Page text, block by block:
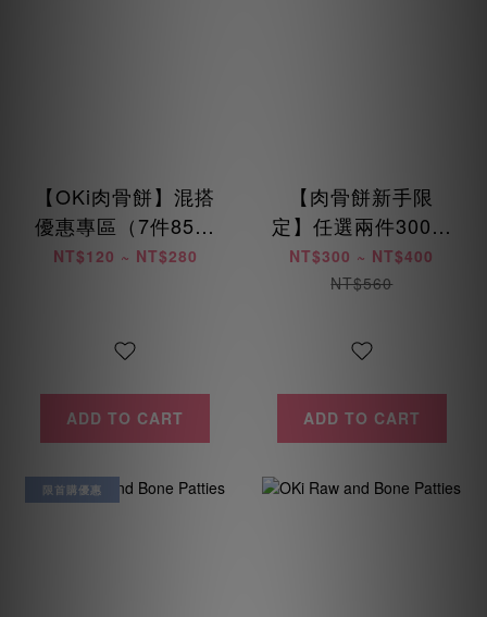
【OKi肉骨餅】混搭
優惠專區（7件85折
/ 14件8折 / 28件75
NT$120 ~ NT$280
ADD TO CART
【肉骨餅新手限
定】任選兩件300元
起 (每位會員限購乙
次)
NT$300 ~ NT$400
NT$560
ADD TO CART
限首購優惠